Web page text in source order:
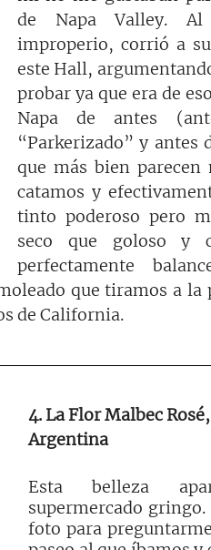
de Napa Valley. Al
improperio, corrió a
este Hall,
probar ya que era de
Napa de antes
“Parkerizado” y antes
que más bien parecen
catamos y
tinto poderoso pero
seco que goloso y
perfectamente
que tiramos a la
de California.
4. La Flor Malbec
Argentina
Esta belleza
supermercado
foto para